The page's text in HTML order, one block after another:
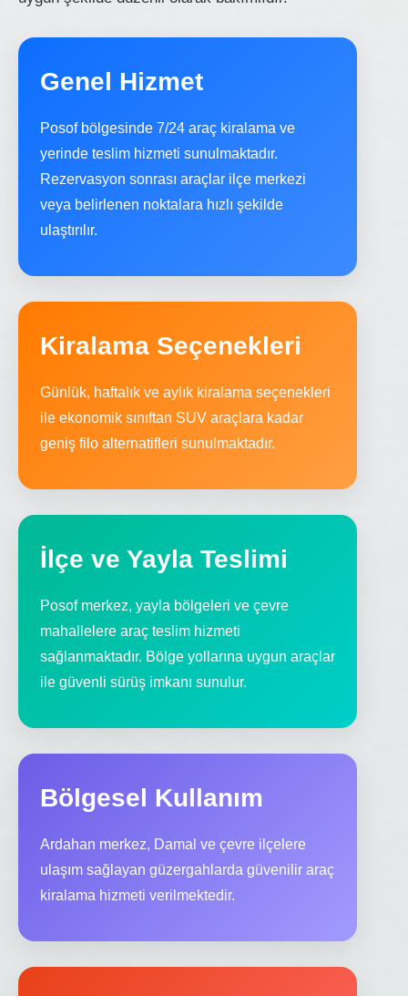
Genel Hizmet
Posof bölgesinde 7/24 araç kiralama ve
yerinde teslim hizmeti sunulmaktadır.
Rezervasyon sonrası araçlar ilçe merkezi
veya belirlenen noktalara hızlı şekilde
ulaştırılır.
Kiralama Seçenekleri
Günlük, haftalık ve aylık kiralama seçenekleri
ile ekonomik sınıftan SUV araçlara kadar
geniş filo alternatifleri sunulmaktadır.
İlçe ve Yayla Teslimi
Posof merkez, yayla bölgeleri ve çevre
mahallelere araç teslim hizmeti
sağlanmaktadır. Bölge yollarına uygun araçlar
ile güvenli sürüş imkanı sunulur.
Bölgesel Kullanım
Ardahan merkez, Damal ve çevre ilçelere
ulaşım sağlayan güzergahlarda güvenilir araç
kiralama hizmeti verilmektedir.